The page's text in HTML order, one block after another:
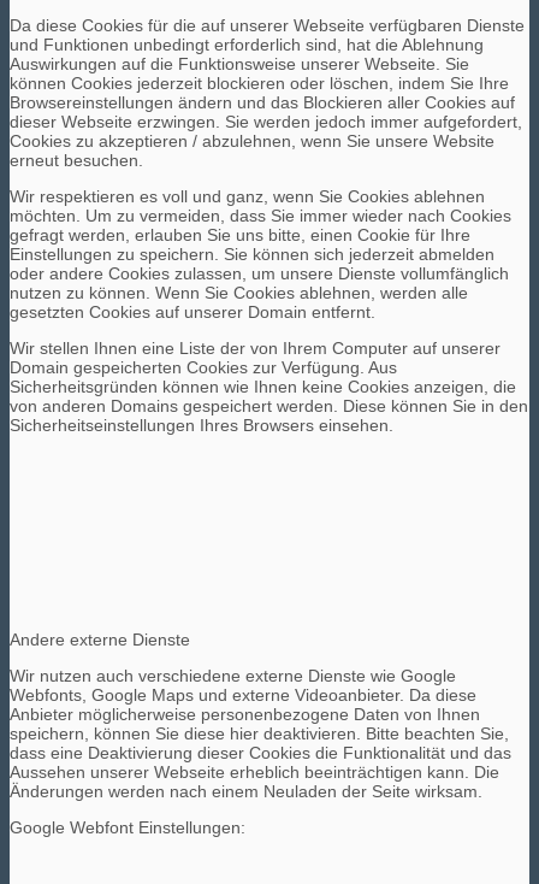
Da diese Cookies für die auf unserer Webseite verfügbaren Dienste
und Funktionen unbedingt erforderlich sind, hat die Ablehnung
Auswirkungen auf die Funktionsweise unserer Webseite. Sie
können Cookies jederzeit blockieren oder löschen, indem Sie Ihre
Browsereinstellungen ändern und das Blockieren aller Cookies auf
dieser Webseite erzwingen. Sie werden jedoch immer aufgefordert,
Cookies zu akzeptieren / abzulehnen, wenn Sie unsere Website
erneut besuchen.
Wir respektieren es voll und ganz, wenn Sie Cookies ablehnen
möchten. Um zu vermeiden, dass Sie immer wieder nach Cookies
gefragt werden, erlauben Sie uns bitte, einen Cookie für Ihre
Einstellungen zu speichern. Sie können sich jederzeit abmelden
oder andere Cookies zulassen, um unsere Dienste vollumfänglich
nutzen zu können. Wenn Sie Cookies ablehnen, werden alle
gesetzten Cookies auf unserer Domain entfernt.
Wir stellen Ihnen eine Liste der von Ihrem Computer auf unserer
Domain gespeicherten Cookies zur Verfügung. Aus
Sicherheitsgründen können wie Ihnen keine Cookies anzeigen, die
von anderen Domains gespeichert werden. Diese können Sie in den
Sicherheitseinstellungen Ihres Browsers einsehen.
Andere externe Dienste
Wir nutzen auch verschiedene externe Dienste wie Google
Webfonts, Google Maps und externe Videoanbieter. Da diese
Anbieter möglicherweise personenbezogene Daten von Ihnen
speichern, können Sie diese hier deaktivieren. Bitte beachten Sie,
dass eine Deaktivierung dieser Cookies die Funktionalität und das
Aussehen unserer Webseite erheblich beeinträchtigen kann. Die
Änderungen werden nach einem Neuladen der Seite wirksam.
Google Webfont Einstellungen: